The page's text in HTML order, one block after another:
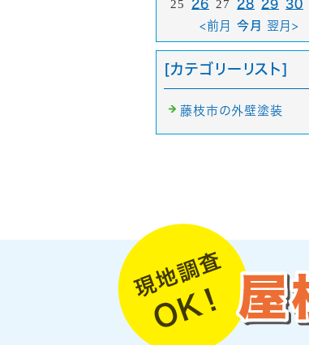
25 26 27 28 29 30
<前月
今月 翌月>
[カテゴリーリスト]
藤枝市の外壁塗装